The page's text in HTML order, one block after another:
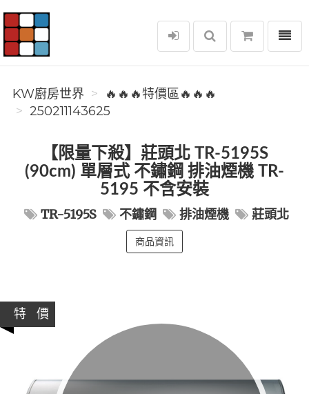
KW廚房世界
選單
KW廚房世界
🔥🔥🔥特價區🔥🔥🔥
250211143625
【限量下殺】莊頭北 TR-5195S
(90cm) 單層式 不鏽鋼 排油煙機 TR-
5195 不含安裝
TR-5195S 不鏽鋼 排油煙機 莊頭北
商品資訊
特 價